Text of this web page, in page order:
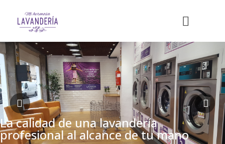
La calidad de una lavandería
profesional al alcance de tu mano